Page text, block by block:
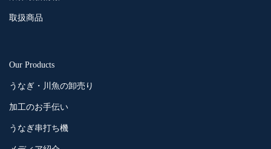
取扱商品
Our Products
うなぎ・川魚の卸売り
加工のお手伝い
うなぎ串打ち機